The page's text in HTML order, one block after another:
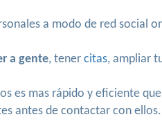
a modo de red social
a gente, tener citas, ampliar
es mas rápido y eficiente que
antes de contactar con ellos.